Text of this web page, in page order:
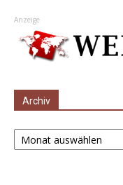
Anzeige
Archiv
Archiv